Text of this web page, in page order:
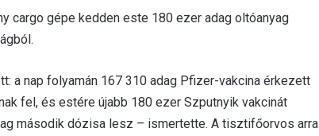
cargo gépe kedden este 180 ezer adag oltóanyag
a nap folyamán 167 310 adag Pfizer-vakcina érkezett
fel, és estére újabb 180 ezer Szputnyik vakcinát
második dózisa lesz – ismertette. A tisztifőorvos arra